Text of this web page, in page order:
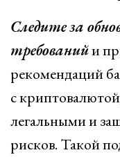
Следите за
требованийи
рекомендаций
с
легальными и
рисков. Такой